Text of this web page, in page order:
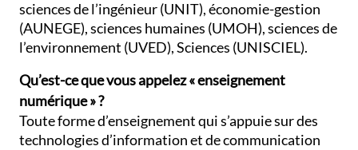
sciences de l’ingénieur (UNIT), économie-gestion
(AUNEGE), sciences humaines (UMOH), sciences de
l’environnement (UVED), Sciences (UNISCIEL).
Qu’est-ce que vous appelez « enseignement
numérique » ?
Toute forme d’enseignement qui s’appuie sur des
technologies d’information et de communication